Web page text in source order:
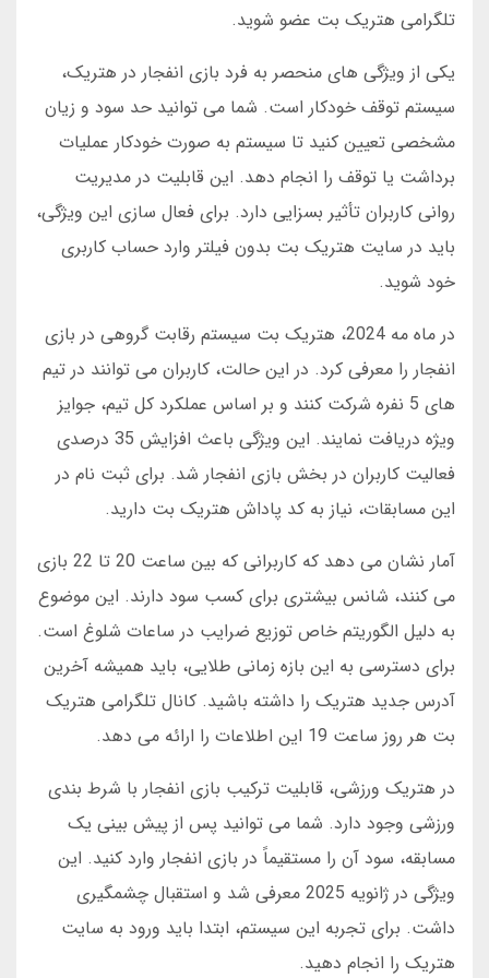
تلگرامی هتریک بت عضو شوید.
یکی از ویژگی های منحصر به فرد بازی انفجار در هتریک،
سیستم توقف خودکار است. شما می توانید حد سود و زیان
مشخصی تعیین کنید تا سیستم به صورت خودکار عملیات
برداشت یا توقف را انجام دهد. این قابلیت در مدیریت
روانی کاربران تأثیر بسزایی دارد. برای فعال سازی این ویژگی،
باید در سایت هتریک بت بدون فیلتر وارد حساب کاربری
خود شوید.
در ماه مه 2024، هتریک بت سیستم رقابت گروهی در بازی
انفجار را معرفی کرد. در این حالت، کاربران می توانند در تیم
های 5 نفره شرکت کنند و بر اساس عملکرد کل تیم، جوایز
ویژه دریافت نمایند. این ویژگی باعث افزایش 35 درصدی
فعالیت کاربران در بخش بازی انفجار شد. برای ثبت نام در
این مسابقات، نیاز به کد پاداش هتریک بت دارید.
آمار نشان می دهد که کاربرانی که بین ساعت 20 تا 22 بازی
می کنند، شانس بیشتری برای کسب سود دارند. این موضوع
به دلیل الگوریتم خاص توزیع ضرایب در ساعات شلوغ است.
برای دسترسی به این بازه زمانی طلایی، باید همیشه آخرین
آدرس جدید هتریک را داشته باشید. کانال تلگرامی هتریک
بت هر روز ساعت 19 این اطلاعات را ارائه می دهد.
در هتریک ورزشی، قابلیت ترکیب بازی انفجار با شرط بندی
ورزشی وجود دارد. شما می توانید پس از پیش بینی یک
مسابقه، سود آن را مستقیماً در بازی انفجار وارد کنید. این
ویژگی در ژانویه 2025 معرفی شد و استقبال چشمگیری
داشت. برای تجربه این سیستم، ابتدا باید ورود به سایت
هتریک را انجام دهید.